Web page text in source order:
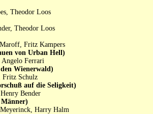
Theodor Loos
Theodor Loos
Fritz Kampers
von Urban Hell)
Ferrari
Wienerwald)
Fritz Schulz
auf die Seligkeit)
Bender
Harry Halm